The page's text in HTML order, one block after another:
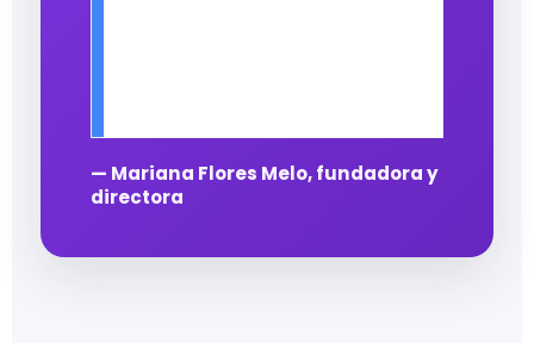
— Mariana Flores Melo, fundadora y
directora